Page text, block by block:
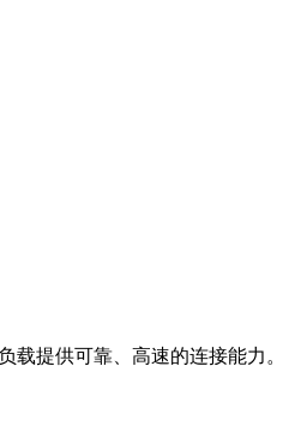
提供可靠、高速的连接能力